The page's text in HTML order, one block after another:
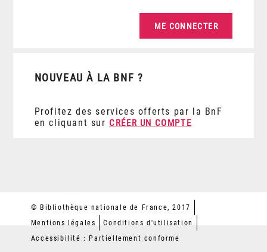
NOUVEAU À LA BNF ?
Profitez des services offerts par la BnF
en cliquant sur CRÉER UN COMPTE
© Bibliothèque nationale de France, 2017
Mentions légales
Conditions d'utilisation
Accessibilité : Partiellement conforme